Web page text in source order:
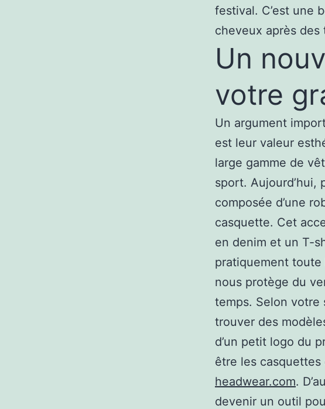
festival. C’est une
cheveux après des
Un
votre
Un argument
est leur valeur
large gamme de
sport. Aujourd’hui,
composée d’une
casquette. Cet
en denim et un T-
pratiquement toute
nous protège du
temps. Selon votre
trouver des
d’un petit logo du
être les casquettes
headwear.com.
devenir un outil